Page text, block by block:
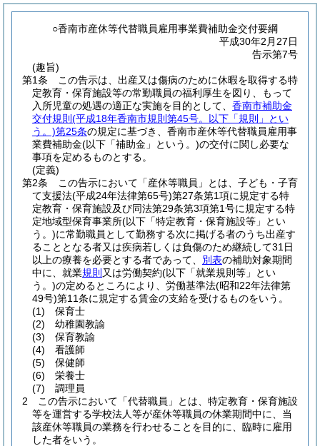
○香南市産休等代替職員雇用事業費補助金交付要綱
平成30年2月27日
告示第7号
(趣旨)
第1条
この告示は、出産又は傷病のために休暇を取得する特
定教育・保育施設等の常勤職員の福利厚生を図り、もって
入所児童の処遇の適正な実施を目的として、 香南市補助金
交付規則 (平成18年香南市規則第45号。以下「規則」とい
う。)第25条の規定に基づき、香南市産休等代替職員雇用事
業費補助金(以下「補助金」という。)の交付に関し必要な
事項を定めるものとする。
(定義)
第2条
この告示において「産休等職員」とは、子ども・子育
て支援法(平成24年法律第65号)第27条第1項に規定する特
定教育・保育施設及び同法第29条第3項第1号に規定する特
定地域型保育事業所(以下「特定教育・保育施設等」とい
う。)に常勤職員として勤務する次に掲げる者のうち出産す
ることとなる者又は疾病若しくは負傷のため継続して31日
以上の療養を必要とする者であって、 別表の補助対象期間
中に、就業規則 又は労働契約(以下「就業規則等」とい
う。)の定めるところにより、労働基準法(昭和22年法律第
49号)第11条に規定する賃金の支給を受けるものをいう。
(1)
保育士
(2)
幼稚園教諭
(3)
保育教諭
(4)
看護師
(5)
保健師
(6)
栄養士
(7)
調理員
2
この告示において「代替職員」とは、特定教育・保育施設
等を運営する学校法人等が産休等職員の休業期間中に、当
該産休等職員の業務を行わせることを目的に、臨時に雇用
した者をいう。